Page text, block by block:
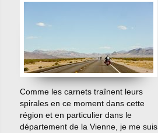
…
Comme les carnets traînent leurs
spirales en ce moment dans cette
région et en particulier dans le
département de la Vienne, je me suis